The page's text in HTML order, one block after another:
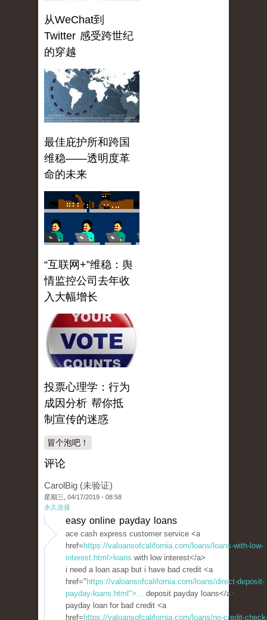
从WeChat到
Twitter 感受跨世纪
的穿越
最佳庇护所和跨国
维稳——透明度革
命的未来
“互联网+”维稳：舆
情监控公司去年收
入大幅增长
投票心理学：行为
成因分析 帮你抵
制宣传的迷惑
冒个泡吧！
评论
CarolBig (未验证)
星期三, 04/17/2019 - 08:58
永久连接
easy online payday loans
ace cash express customer service <a
href= https://valoansofcalifornia.com/loans/loans-with-low-
interest.html>loans with low interest</a>
i need a loan asap but i have bad credit <a
href=" https://valoansofcalifornia.com/loans/direct-deposit-
payday-loans.html">... deposit payday loans</a>
payday loan for bad credit <a
href= https://valoansofcalifornia.com/loans/no-credit-